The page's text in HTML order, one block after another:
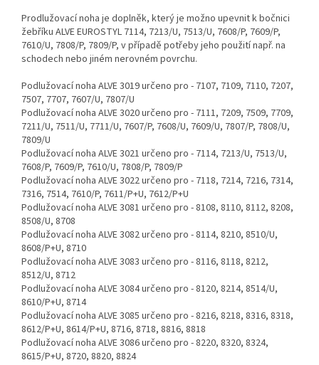
Prodlužovací noha je doplněk, který je možno upevnit k bočnici
žebříku ALVE EUROSTYL 7114, 7213/U, 7513/U, 7608/P, 7609/P,
7610/U, 7808/P, 7809/P, v případě potřeby jeho použití např. na
schodech nebo jiném nerovném povrchu.
Podlužovací noha ALVE 3019 určeno pro - 7107, 7109, 7110, 7207,
7507, 7707, 7607/U, 7807/U
Podlužovací noha ALVE 3020 určeno pro - 7111, 7209, 7509, 7709,
7211/U, 7511/U, 7711/U, 7607/P, 7608/U, 7609/U, 7807/P, 7808/U,
7809/U
Podlužovací noha ALVE 3021 určeno pro - 7114, 7213/U, 7513/U,
7608/P, 7609/P, 7610/U, 7808/P, 7809/P
Podlužovací noha ALVE 3022 určeno pro - 7118, 7214, 7216, 7314,
7316, 7514, 7610/P, 7611/P+U, 7612/P+U
Podlužovací noha ALVE 3081 určeno pro - 8108, 8110, 8112, 8208,
8508/U, 8708
Podlužovací noha ALVE 3082 určeno pro - 8114, 8210, 8510/U,
8608/P+U, 8710
Podlužovací noha ALVE 3083 určeno pro - 8116, 8118, 8212,
8512/U, 8712
Podlužovací noha ALVE 3084 určeno pro - 8120, 8214, 8514/U,
8610/P+U, 8714
Podlužovací noha ALVE 3085 určeno pro - 8216, 8218, 8316, 8318,
8612/P+U, 8614/P+U, 8716, 8718, 8816, 8818
Podlužovací noha ALVE 3086 určeno pro - 8220, 8320, 8324,
8615/P+U, 8720, 8820, 8824